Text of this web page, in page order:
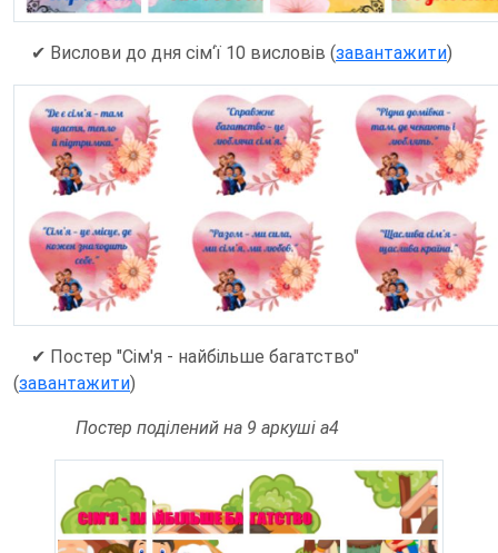
✔ Вислови до дня сім‘ї 10 висловів (завантажити)
✔ Постер "Сім'я - найбільше багатство"
(завантажити)
Постер поділений на 9 аркуші а4